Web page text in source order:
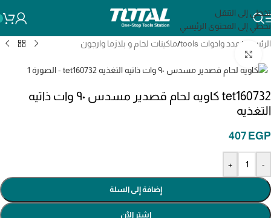
تخطي إلى التنقل
تخطي إلى المحتوى الرئيسي
الرئيسية / عدد وادوات tools /ماكينات لحام و بلازما وارجون
tet160732 كاويه لحام قصدير مسدس ٩٠ وات ذاتيه
التغذيه
407 EGP
-
+
إضافة إلى السلة
اشترِ الآن